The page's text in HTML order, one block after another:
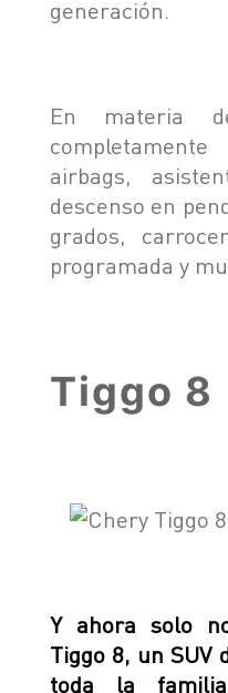
generación.
En materia
airbags,
descenso en
grados,
programada y
Tiggo 8
Y ahora solo
Tiggo 8, un SUV
toda la